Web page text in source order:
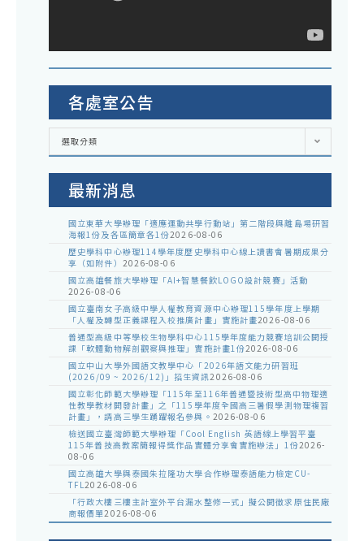
各處室公告
各
室
選取分類
最新消息
國立東華大學辦理「適應運動共學行動站」第二階段與離島場研習
海報1份及各區簡章各1份2026-08-06
歷史學科中心辦理114學年度歷史學科中心線上讀書會暑期成果分
享（如附件） 2026-08-06
國立高雄餐旅大學辦理「AI+智慧餐飲LOGO設計競賽」活動
2026-08-06
國立臺南女子高級中學人權教育資源中心辦理115學年度上學期
「人權及轉型正義課程入校推廣計畫」實施計畫2026-08-06
普通型高級中等學校生物學科中心115學年度能力競賽培訓公開授
課「軟體動物解剖觀察與推理」實施計畫1份2026-08-06
國立中山大學外國語文教學中心「2026年語文能力研習班
(2026/09 ~ 2026/12)」招生資訊2026-08-06
國立彰化師範大學辦理「115年至116年普通暨技術型高中物理適
性教學教材開發計畫」之「115學年度全國高三暑假學測物理複習
計畫」，請高三學生踴躍報名參與。 2026-08-06
檢送國立臺灣師範大學辦理「Cool English 英語線上學習平臺
115年普技高教案簡報得獎作品實體分享會實施辦法」1份2026-
08-06
國立高雄大學與泰國朱拉隆功大學合作辦理泰語能力檢定CU-
TFL2026-08-06
「行政大樓三樓主計室外平台漏水整修一式」擬公開徵求原住民廠
商報價單2026-08-06